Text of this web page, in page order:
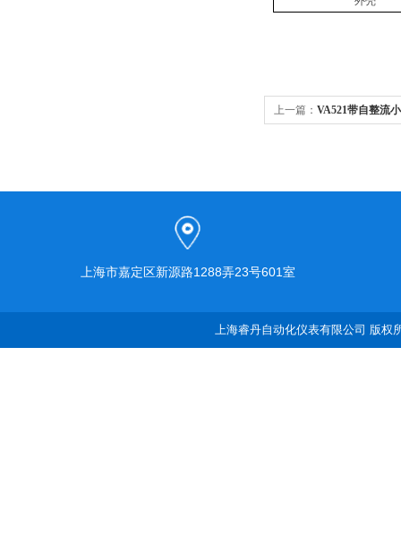
上一篇： VA521带自整流
上海市嘉定区新源路1288弄23号601室
上海睿丹自动化仪表有限公司 版权